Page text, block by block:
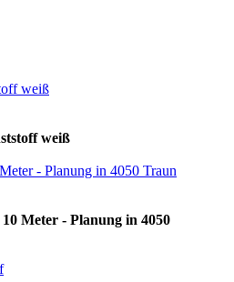
weiß
Meter - Planung in 4050